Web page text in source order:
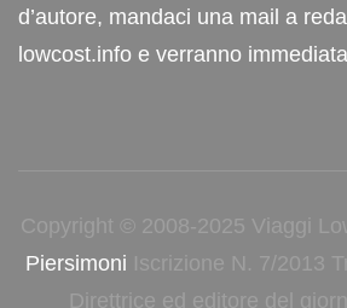
d’autore, mandaci una mail a
lowcost.info e verranno
Copyright © 2008-2025 Viaggi
Piersimoni Iscrizione N. 7/2013
Direttrice ed editore del